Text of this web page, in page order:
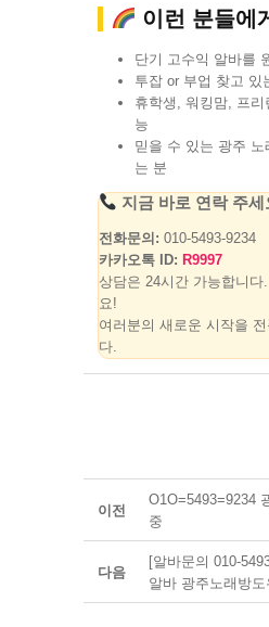
이런 분들에
단기 고수익 알바를
투잡 or 부업 찾고 있
휴학생, 워킹맘, 프
능
믿을 수 있는 광주 노
는 분
지금 바로 연락 주세
전화문의: 010-5493-9234
카카오톡 ID: R9997
상담은 24시간 가능합니다
요!
여러분의 새로운 시작을
다.
이전
O1O=5493=9234
중
다음
[알바문의 010-
알바 광주노래방도